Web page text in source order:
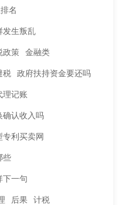
名
发生叛乱
政策 金融类
税 政府扶持资金要还吗
理记账
确认收入吗
专利买卖网
些
下一句
后果 计税